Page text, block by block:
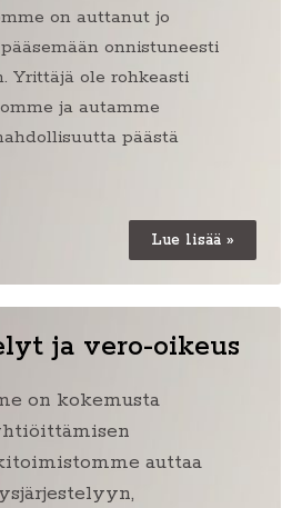
on auttanut jo
onnistuneesti
Yrittäjä ole rohkeasti
ja autamme
päästä
Lue lisää »
ja vero-oikeus
on kokemusta
auttaa